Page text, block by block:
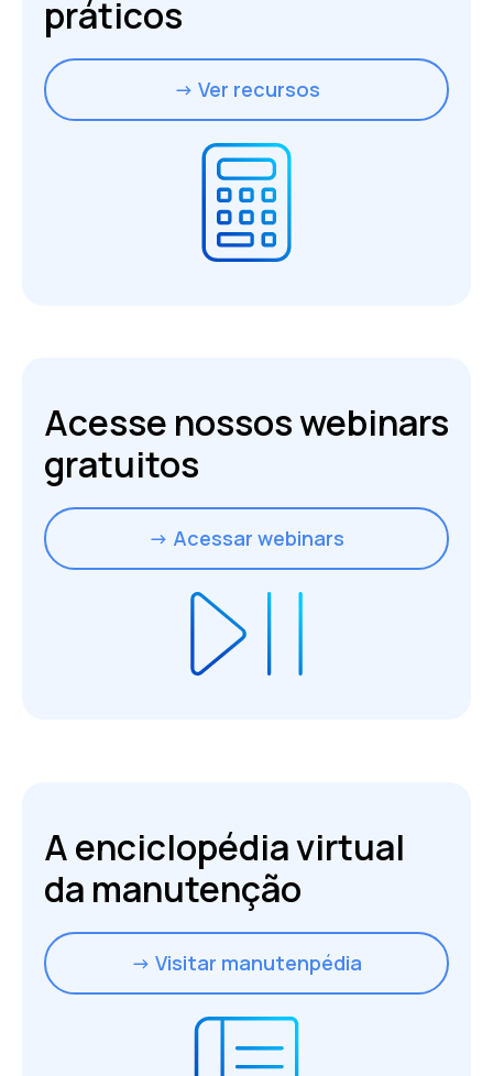
práticos
→ Ver recursos
Acesse nossos webinars
gratuitos
→ Acessar webinars
A enciclopédia virtual
da manutenção
→ Visitar manutenpédia